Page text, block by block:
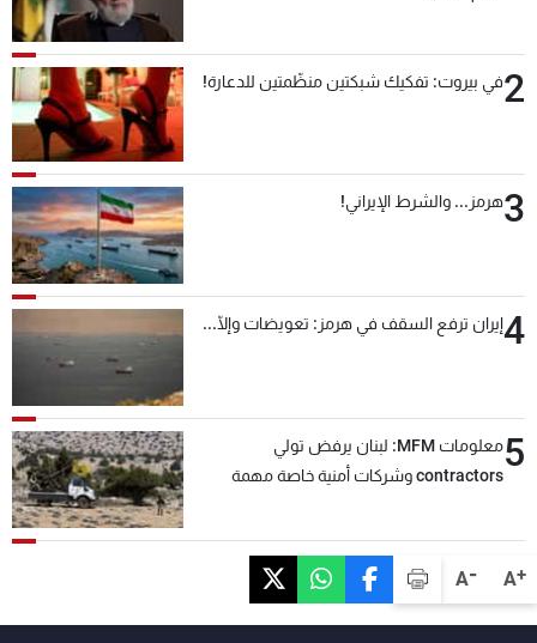
A+
A-
2في بيروت: تفكيك شبكتين منظّمتين للدعارة!
3هرمز... والشرط الإيراني!
4إيران ترفع السقف في هرمز: تعويضات وإلّا...
5
معلومات MFM: لبنان يرفض تولي
contractors وشركات أمنية خاصة مهمة